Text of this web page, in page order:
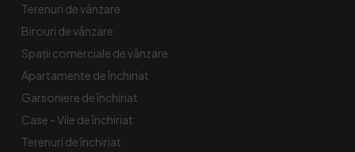
Terenuri de vânzare
Birouri de vânzare
Spaţii comerciale de vânzare
Apartamente de închiriat
Garsoniere de închiriat
Case - Vile de închiriat
Terenuri de închiriat